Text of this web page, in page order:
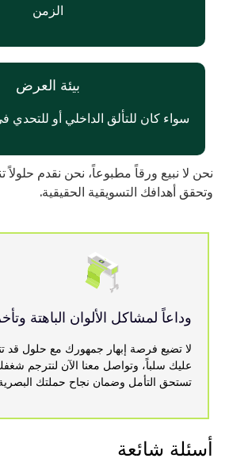
الزمن
بيئة العرض
سواء كان للتألق الداخلي أو للتحدي
نحن لا نبيع ورقاً مطبوعاً، نحن نقدم حلولاً
وتحقق أهدافك التسويقية الحقيقية.
وداعاً لمشاكل الألوان الباهتة
لا تضيع فرصة إبهار جمهورك مع حلول قد
عليك سلباً، وتواصل معنا الآن لنترجم
تستحق التأمل وضمان نجاح حملتك
أسئلة شائعة